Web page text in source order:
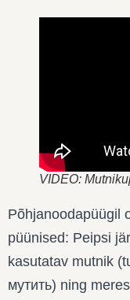
VIDEO:
Põhjanoodapüügil
püünised: Peipsi
kasutatav mutnik
мутить) ning